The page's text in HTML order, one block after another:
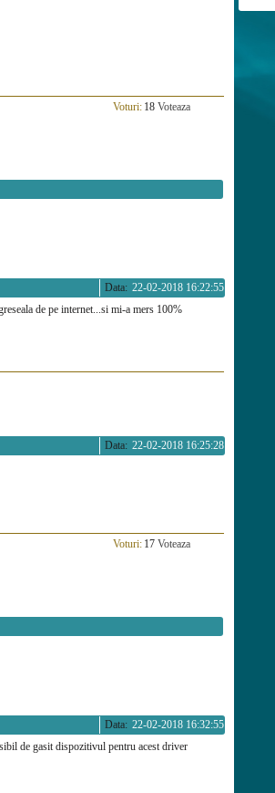
Voturi: 18 Voteaza
22-02-2018 16:22:55
Data:
de pe internet...si mi-a mers 100%
22-02-2018 16:25:28
Data:
Voturi: 17 Voteaza
22-02-2018 16:32:55
Data:
de gasit dispozitivul pentru acest driver